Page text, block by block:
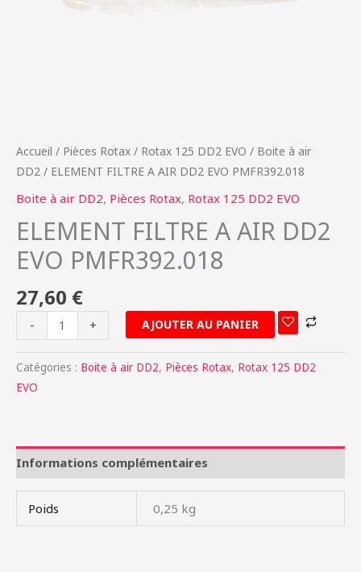
Accueil / Pièces Rotax / Rotax 125 DD2 EVO / Boite à air
DD2 / ELEMENT FILTRE A AIR DD2 EVO PMFR392.018
Boite à air DD2, Pièces Rotax, Rotax 125 DD2 EVO
ELEMENT FILTRE A AIR DD2
EVO PMFR392.018
27,60 €
- + AJOUTER AU PANIER
Catégories : Boite à air DD2, Pièces Rotax, Rotax 125 DD2
EVO
Informations complémentaires
Poids 0,25 kg